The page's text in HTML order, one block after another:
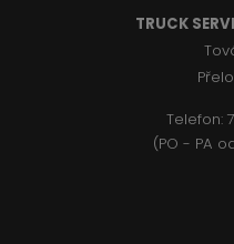
TRUCK
Telefon:
(PO - PA